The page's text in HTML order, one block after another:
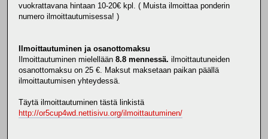
vuokrattavana hintaan 10-20€ kpl. ( Muista ilmoittaa ponderin
numero ilmoittautumisessa! )
Ilmoittautuminen ja osanottomaksu
Ilmoittautuminen mielellään 8.8 mennessä. ilmoittautuneiden
osanottomaksu on 25 €. Maksut maksetaan paikan päällä
ilmoittautumisen yhteydessä.
Täytä ilmoittautuminen tästä linkistä
http://or5cup4wd.nettisivu.org/ilmoittautuminen/